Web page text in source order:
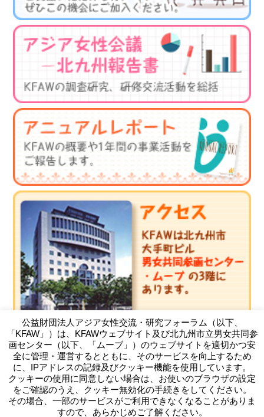
（公財）アジア女性交流・研究フォーラム
Kitakyushu Forum on Asian Women
〒803-0814 北九州市小倉北区大手町11-4北九州市大手町ビ
公益財団法人アジア女性交流・研究フォーラム（以下、
「KFAW」）は、KFAWウェブサイト及び北九州市立男女共同参
画センター（以下、「ムーブ」）のウェブサイトを適切かつ安
全に管理・運営するとともに、そのサービスを向上するため
に、IPアドレスの記録及びクッキー機能を使用しています。
クッキーの使用に同意しない場合は、お使いのブラウザの設定
をご確認のうえ、クッキー無効化の手続きをしてください。
その場合、一部のサービスがご利用できなくなることがありま
すので、あらかじめご了解ください。